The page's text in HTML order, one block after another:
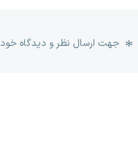
جهت ارسال نظر و دیدگاه